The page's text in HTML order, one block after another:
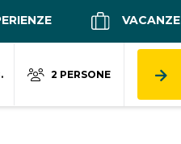
VACANZE
2 PERSONE